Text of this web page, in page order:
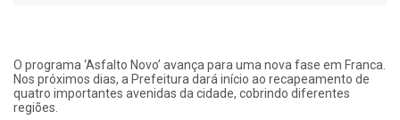
O programa ‘Asfalto Novo’ avança para uma nova fase em Franca.
Nos próximos dias, a Prefeitura dará início ao recapeamento de
quatro importantes avenidas da cidade, cobrindo diferentes
regiões.